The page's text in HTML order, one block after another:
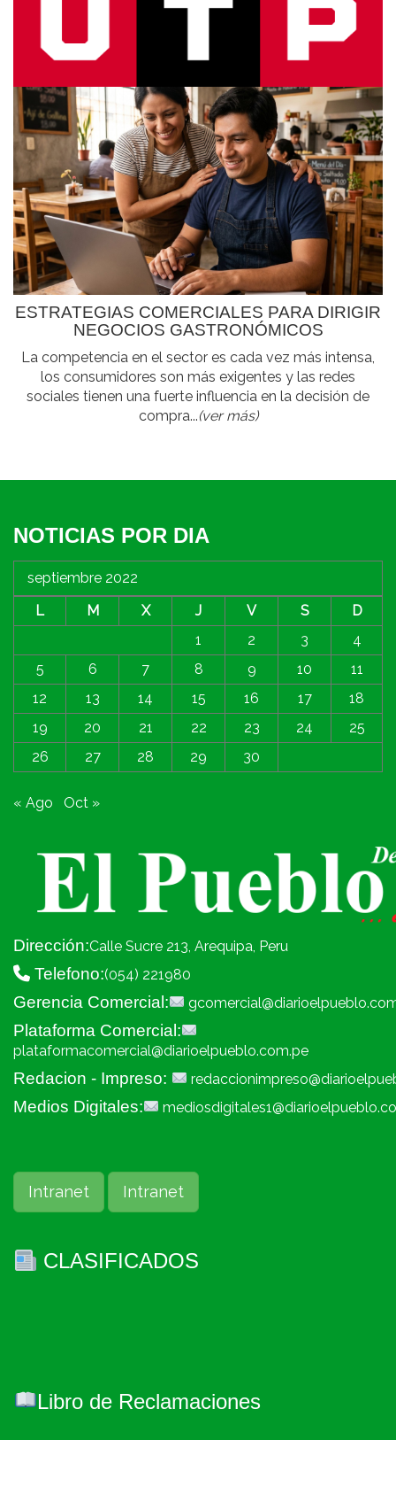
ESTRATEGIAS COMERCIALES PARA DIRIGIR
NEGOCIOS GASTRONÓMICOS
La competencia en el sector es cada vez más intensa,
los consumidores son más exigentes y las redes
sociales tienen una fuerte influencia en la decisión de
compra...(ver más)
NOTICIAS POR DIA
septiembre 2022
L
M X J V S
D
1
2 3
4
5
6 7 8 9 10
11
12
13 14 15 16 17
18
19
20 21 22 23 24
25
26
27 28 29 30
« Ago Oct »
Dirección:Calle Sucre 213, Arequipa, Peru
Telefono:(054) 221980
Gerencia Comercial:
Plataforma Comercial:
plataformacomercial@diarioelpueblo.com.pe
Redacion - Impreso:
Medios Digitales:
Intranet Intranet
CLASIFICADOS
Libro de Reclamaciones